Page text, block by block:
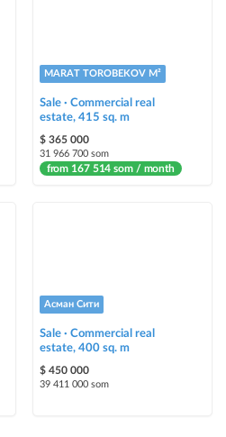
MARAT TOROBEKOV M²
Sale · Commercial real
estate, 415 sq. m
$ 365 000
31 966 700 som
from 167 514 som / month
Асман Сити
Sale · Commercial real
estate, 400 sq. m
$ 450 000
39 411 000 som